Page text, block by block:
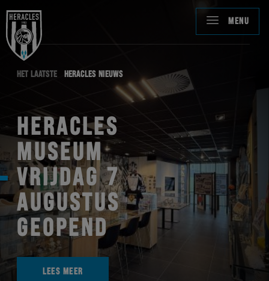
MENU
HET LAATSTE HERACLES NIEUWS
HERACLES
MUSEUM
VRIJDAG 7
AUGUSTUS
GEOPEND
LEES MEER